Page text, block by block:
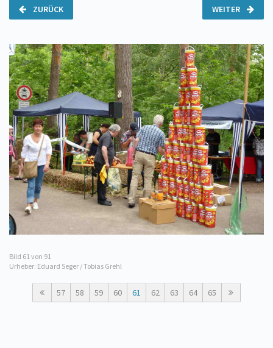
WEITER
ZURÜCK
Bild 61von 91
Urheber: Eduard Seger / Tobias Grehl
57 58 59 60 61 62 63 64 65